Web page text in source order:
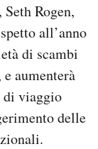
Rogen,
all’anno
di scambi
aumenterà
di viaggio
delle